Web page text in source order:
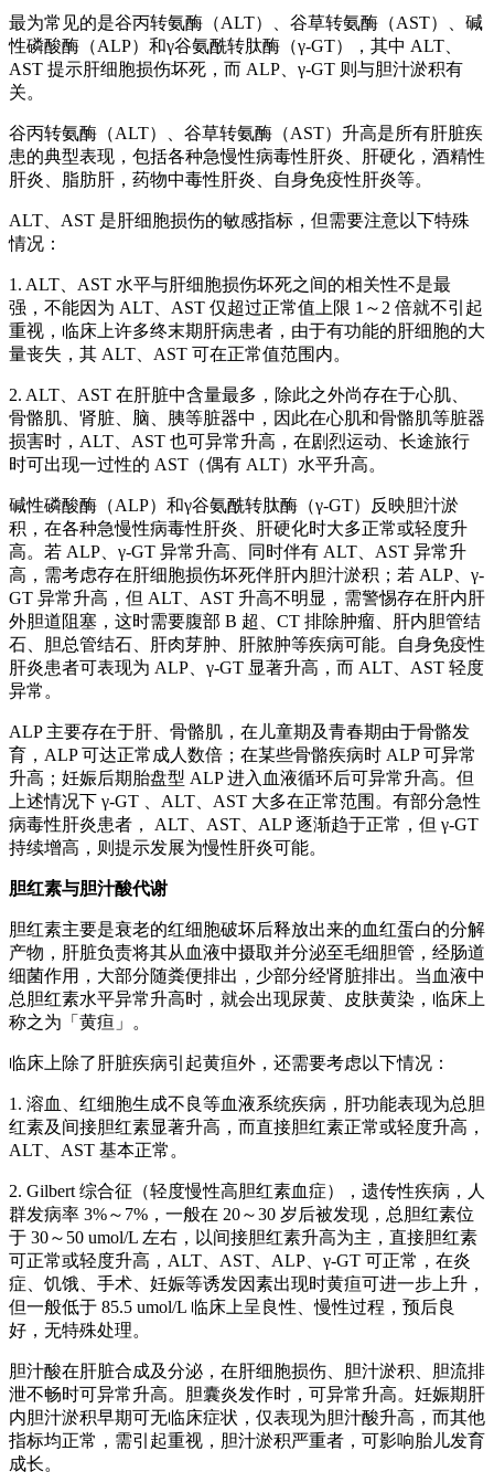
最为常见的是谷丙转氨酶（ALT）、谷草转氨酶（AST）、碱
性磷酸酶（ALP）和γ谷氨酰转肽酶（γ-GT），其中 ALT、
AST 提示肝细胞损伤坏死，而 ALP、γ-GT 则与胆汁淤积有
关。
谷丙转氨酶（ALT）、谷草转氨酶（AST）升高是所有肝脏疾
患的典型表现，包括各种急慢性病毒性肝炎、肝硬化，酒精性
肝炎、脂肪肝，药物中毒性肝炎、自身免疫性肝炎等。
ALT、AST 是肝细胞损伤的敏感指标，但需要注意以下特殊
情况：
1. ALT、AST 水平与肝细胞损伤坏死之间的相关性不是最
强，不能因为 ALT、AST 仅超过正常值上限 1～2 倍就不引起
重视，临床上许多终末期肝病患者，由于有功能的肝细胞的大
量丧失，其 ALT、AST 可在正常值范围内。
2. ALT、AST 在肝脏中含量最多，除此之外尚存在于心肌、
骨骼肌、肾脏、脑、胰等脏器中，因此在心肌和骨骼肌等脏器
损害时，ALT、AST 也可异常升高，在剧烈运动、长途旅行
时可出现一过性的 AST（偶有 ALT）水平升高。
碱性磷酸酶（ALP）和γ谷氨酰转肽酶（γ-GT）反映胆汁淤
积，在各种急慢性病毒性肝炎、肝硬化时大多正常或轻度升
高。若 ALP、γ-GT 异常升高、同时伴有 ALT、AST 异常升
高，需考虑存在肝细胞损伤坏死伴肝内胆汁淤积；若 ALP、γ-
GT 异常升高，但 ALT、AST 升高不明显，需警惕存在肝内肝
外胆道阻塞，这时需要腹部 B 超、CT 排除肿瘤、肝内胆管结
石、胆总管结石、肝肉芽肿、肝脓肿等疾病可能。自身免疫性
肝炎患者可表现为 ALP、γ-GT 显著升高，而 ALT、AST 轻度
异常。
ALP 主要存在于肝、骨骼肌，在儿童期及青春期由于骨骼发
育，ALP 可达正常成人数倍；在某些骨骼疾病时 ALP 可异常
升高；妊娠后期胎盘型 ALP 进入血液循环后可异常升高。但
上述情况下 γ-GT 、ALT、AST 大多在正常范围。有部分急性
病毒性肝炎患者， ALT、AST、ALP 逐渐趋于正常，但 γ-GT
持续增高，则提示发展为慢性肝炎可能。
胆红素与胆汁酸代谢
胆红素主要是衰老的红细胞破坏后释放出来的血红蛋白的分解
产物，肝脏负责将其从血液中摄取并分泌至毛细胆管，经肠道
细菌作用，大部分随粪便排出，少部分经肾脏排出。当血液中
总胆红素水平异常升高时，就会出现尿黄、皮肤黄染，临床上
称之为「黄疸」。
临床上除了肝脏疾病引起黄疸外，还需要考虑以下情况：
1. 溶血、红细胞生成不良等血液系统疾病，肝功能表现为总胆
红素及间接胆红素显著升高，而直接胆红素正常或轻度升高，
ALT、AST 基本正常。
2. Gilbert 综合征（轻度慢性高胆红素血症），遗传性疾病，人
群发病率 3%～7%，一般在 20～30 岁后被发现，总胆红素位
于 30～50 umol/L 左右，以间接胆红素升高为主，直接胆红素
可正常或轻度升高，ALT、AST、ALP、γ-GT 可正常，在炎
症、饥饿、手术、妊娠等诱发因素出现时黄疸可进一步上升，
但一般低于 85.5 umol/L 临床上呈良性、慢性过程，预后良
好，无特殊处理。
胆汁酸在肝脏合成及分泌，在肝细胞损伤、胆汁淤积、胆流排
泄不畅时可异常升高。胆囊炎发作时，可异常升高。妊娠期肝
内胆汁淤积早期可无临床症状，仅表现为胆汁酸升高，而其他
指标均正常，需引起重视，胆汁淤积严重者，可影响胎儿发育
成长。